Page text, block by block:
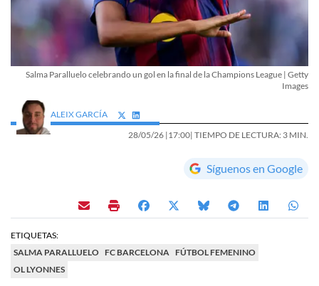
Salma Paralluelo celebrando un gol en la final de la Champions League | Getty
Images
ALEIX GARCÍA
28/05/26 |17:00| TIEMPO DE LECTURA: 3 MIN.
Síguenos en Google
ETIQUETAS:
SALMA PARALLUELO FC BARCELONA FÚTBOL FEMENINO
OL LYONNES